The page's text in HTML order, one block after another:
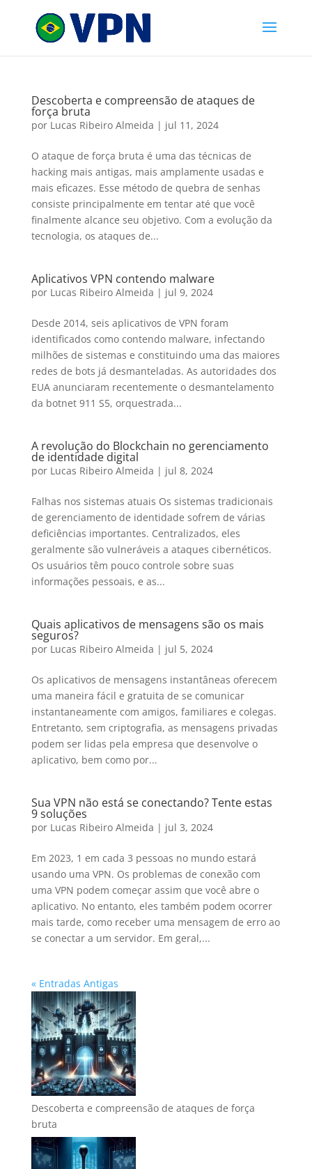
Descoberta e compreensão de ataques de
força bruta
por Lucas Ribeiro Almeida | jul 11, 2024
O ataque de força bruta é uma das técnicas de
hacking mais antigas, mais amplamente usadas e
mais eficazes. Esse método de quebra de senhas
consiste principalmente em tentar até que você
finalmente alcance seu objetivo. Com a evolução da
tecnologia, os ataques de...
Aplicativos VPN contendo malware
por Lucas Ribeiro Almeida | jul 9, 2024
Desde 2014, seis aplicativos de VPN foram
identificados como contendo malware, infectando
milhões de sistemas e constituindo uma das maiores
redes de bots já desmanteladas. As autoridades dos
EUA anunciaram recentemente o desmantelamento
da botnet 911 S5, orquestrada...
A revolução do Blockchain no gerenciamento
de identidade digital
por Lucas Ribeiro Almeida | jul 8, 2024
Falhas nos sistemas atuais Os sistemas tradicionais
de gerenciamento de identidade sofrem de várias
deficiências importantes. Centralizados, eles
geralmente são vulneráveis a ataques cibernéticos.
Os usuários têm pouco controle sobre suas
informações pessoais, e as...
Quais aplicativos de mensagens são os mais
seguros?
por Lucas Ribeiro Almeida | jul 5, 2024
Os aplicativos de mensagens instantâneas oferecem
uma maneira fácil e gratuita de se comunicar
instantaneamente com amigos, familiares e colegas.
Entretanto, sem criptografia, as mensagens privadas
podem ser lidas pela empresa que desenvolve o
aplicativo, bem como por...
Sua VPN não está se conectando? Tente estas
9 soluções
por Lucas Ribeiro Almeida | jul 3, 2024
Em 2023, 1 em cada 3 pessoas no mundo estará
usando uma VPN. Os problemas de conexão com
uma VPN podem começar assim que você abre o
aplicativo. No entanto, eles também podem ocorrer
mais tarde, como receber uma mensagem de erro ao
se conectar a um servidor. Em geral,...
« Entradas Antigas
Descoberta e compreensão de ataques de força
bruta